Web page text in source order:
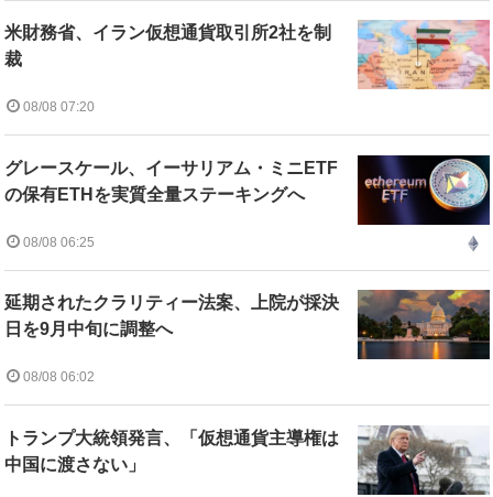
米財務省、イラン仮想通貨取引所2社を制
裁
08/08 07:20
グレースケール、イーサリアム・ミニETF
の保有ETHを実質全量ステーキングへ
08/08 06:25
延期されたクラリティー法案、上院が採決
日を9月中旬に調整へ
08/08 06:02
トランプ大統領発言、「仮想通貨主導権は
中国に渡さない」